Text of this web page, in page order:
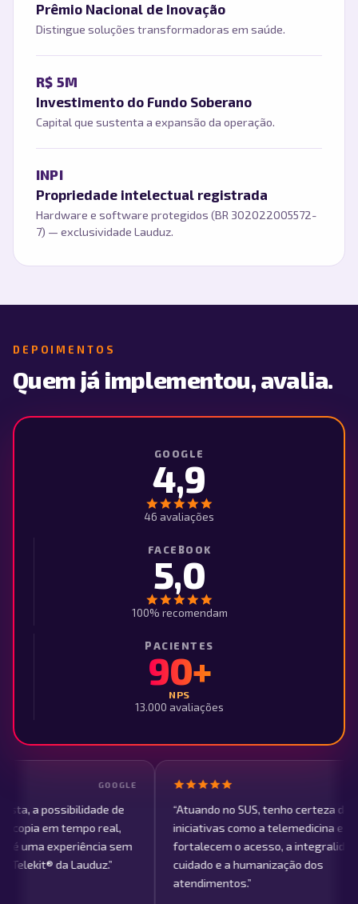
Prêmio Nacional de Inovação
Distingue soluções transformadoras em saúde.
R$ 5M
Investimento do Fundo Soberano
Capital que sustenta a expansão da operação.
INPI
Propriedade intelectual registrada
Hardware e software protegidos (BR 302022005572-
7) — exclusividade Lauduz.
DEPOIMENTOS
Quem já implementou, avalia.
GOOGLE
4,9
46 avaliações
FACEBOOK
5,0
100% recomendam
PACIENTES
90+
NPS
13.000 avaliações
de
sem
“Atuando no SUS, tenho certeza de que
iniciativas como a telemedicina e o Telekit
fortalecem o acesso, a integralidade do
cuidado e a humanização dos
“
é